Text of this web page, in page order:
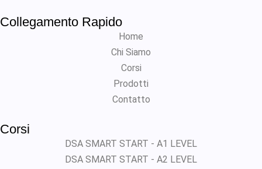
Collegamento Rapido
Home
Chi Siamo
Corsi
Prodotti
Contatto
Corsi
DSA SMART START - A1 LEVEL
DSA SMART START - A2 LEVEL